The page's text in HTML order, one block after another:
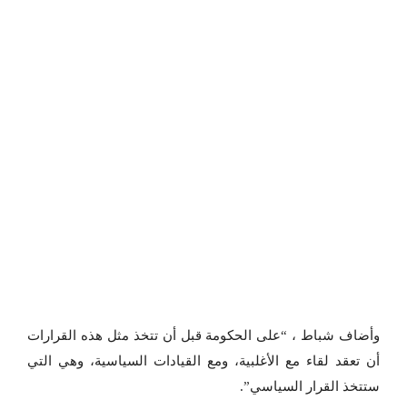
وأضاف شباط ، “على الحكومة قبل أن تتخذ مثل هذه القرارات
أن تعقد لقاء مع الأغلبية، ومع القيادات السياسية، وهي التي
ستتخذ القرار السياسي”.